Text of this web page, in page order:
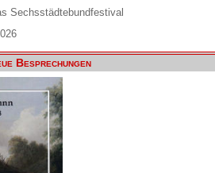
Sechsstädtebundfestival
Besprechungen